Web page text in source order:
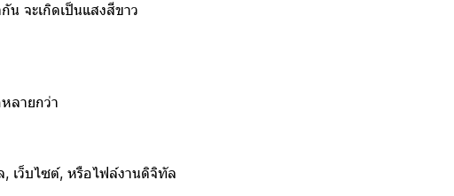
น จะเกิดเป็นแสงสีขาว
ลายกว่า
เว็บไซต์, หรือไฟล์งานดิจิทัล